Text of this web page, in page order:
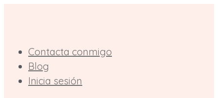
Contacta conmigo
Blog
Inicia sesión